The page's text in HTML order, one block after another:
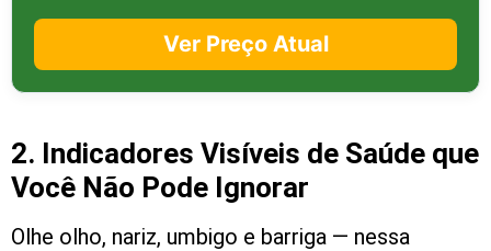
Ver Preço Atual
2. Indicadores Visíveis de Saúde que
Você Não Pode Ignorar
Olhe olho, nariz, umbigo e barriga — nessa